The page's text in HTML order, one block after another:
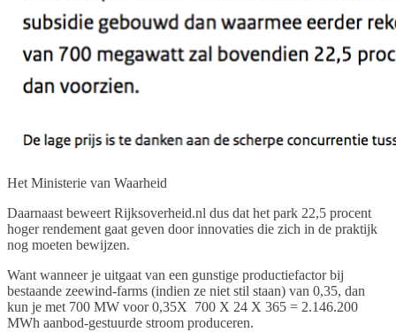
Het Ministerie van Waarheid
Daarnaast beweert Rijksoverheid.nl dus dat het park 22,5 procent
hoger rendement gaat geven door innovaties die zich in de praktijk
nog moeten bewijzen.
Want wanneer je uitgaat van een gunstige productiefactor bij
bestaande zeewind-farms (indien ze niet stil staan) van 0,35, dan
kun je met 700 MW voor 0,35X 700 X 24 X 365 = 2.146.200
MWh aanbod-gestuurde stroom produceren.